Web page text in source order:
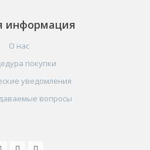
информация
О нас
покупки
уведомления
вопросы